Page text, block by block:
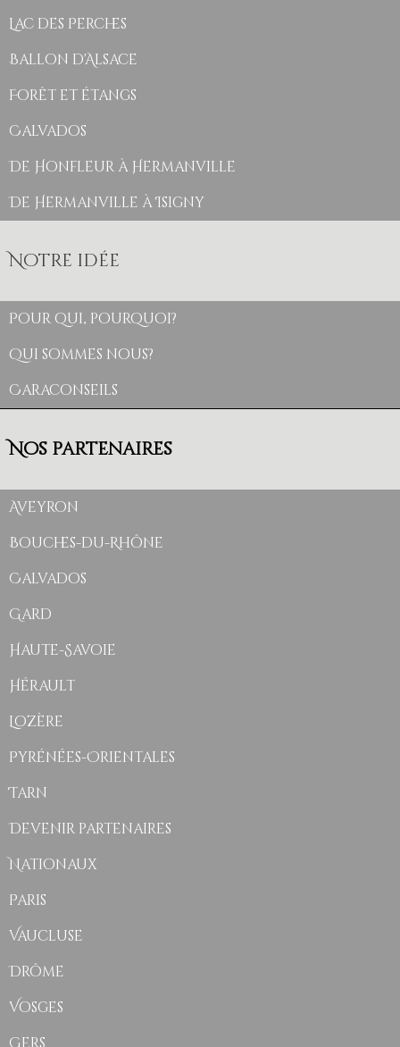
Lac des Perches
Ballon d'Alsace
Forêt et étangs
Calvados
De Honfleur à Hermanville
De Hermanville à Isigny
Notre idée
Pour qui, pourquoi?
Qui sommes nous?
Caraconseils
Nos partenaires
Aveyron
Bouches-du-Rhône
Calvados
Gard
Haute-Savoie
Hérault
Lozère
Pyrénées-Orientales
Tarn
Devenir partenaires
Nationaux
Paris
Vaucluse
Drôme
Vosges